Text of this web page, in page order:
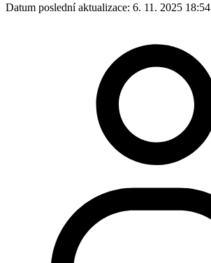
Datum poslední aktualizace: 6. 11. 2025 18:54